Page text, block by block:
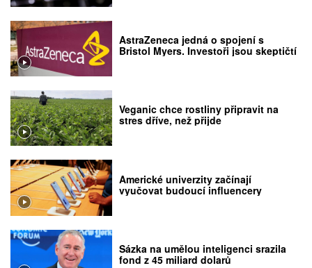
AstraZeneca jedná o spojení s
Bristol Myers. Investoři jsou skeptičtí
Veganic chce rostliny připravit na
stres dříve, než přijde
Americké univerzity začínají
vyučovat budoucí influencery
Sázka na umělou inteligenci srazila
fond z 45 miliard dolarů